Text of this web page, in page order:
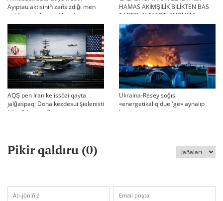
Ayıptau aktisiniñ zañsızdığı men
qoldan ösirilgen milliondar
HAMAS ÄKİMŞİLİK BILİKTEN BAS
TARTTI. AYMAQTI ENDİ KİM
BASQARADI?
AQŞ pen Iran kelissözi qayta
jalğaspaq: Doha kezdesui şielenisti
bäseñdete me?
Ukraina-Resey soğısı
«energetikalıq duel'ge» aynalıp
ketti
Pikir qaldıru (0)